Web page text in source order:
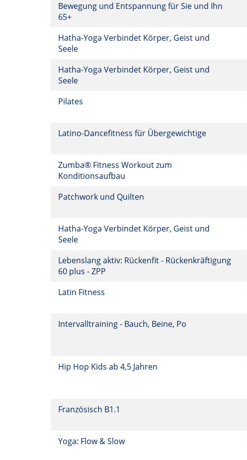
Bewegung und Entspannung für Sie und Ihn
65+
Hatha-Yoga Verbindet Körper, Geist und
Seele
Hatha-Yoga Verbindet Körper, Geist und
Seele
Pilates
Latino-Dancefitness für Übergewichtige
Zumba® Fitness Workout zum
Konditionsaufbau
Patchwork und Quilten
Hatha-Yoga Verbindet Körper, Geist und
Seele
Lebenslang aktiv: Rückenfit - Rückenkräftigung
60 plus - ZPP
Latin Fitness
Intervalltraining - Bauch, Beine, Po
Hip Hop Kids ab 4,5 Jahren
Französisch B1.1
Yoga: Flow & Slow